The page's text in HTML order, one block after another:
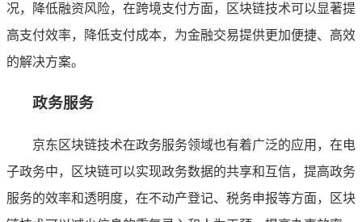
况，降低融资风险，在跨境支付方面，区块链技术可以显著提
高支付效率，降低支付成本，为金融交易提供更加便捷、高效
的解决方案。
政务服务
京东区块链技术在政务服务领域也有着广泛的应用，在电
子政务中，区块链可以实现政务数据的共享和互信，提高政务
服务的效率和透明度，在不动产登记、税务申报等方面，区块